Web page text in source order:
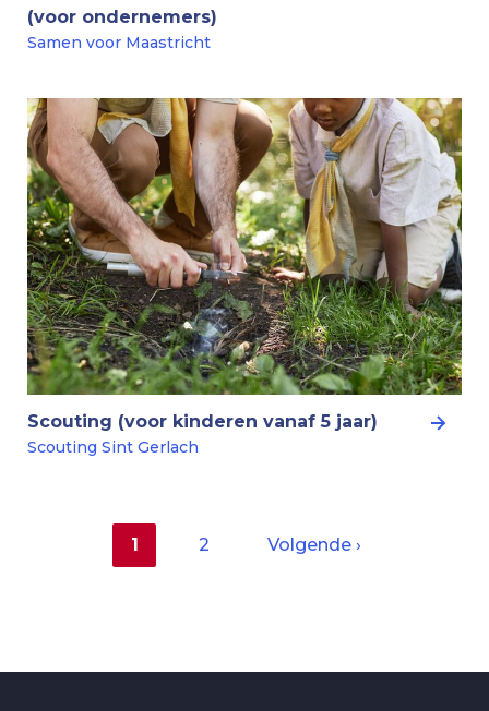
(voor ondernemers)
Samen voor Maastricht
Scouting (voor kinderen vanaf 5 jaar)
Scouting Sint Gerlach
Huidige
pagina
1 Pagina
2
Volgende
Volgende ›